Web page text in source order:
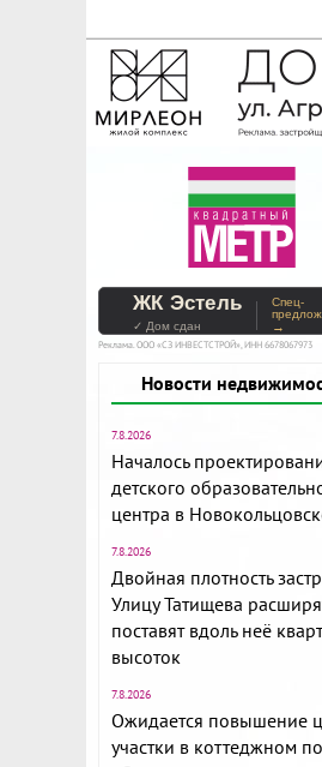
На Метре
Помогайте
ЖК Эстель
✓ Дом сдан
Спец-
→
Реклама. ООО «СЗ ИНВЕСТСТРОЙ», ИНН 6678067973
Новости
7.8.2026
Началось
детского
центра в
7.8.2026
Двойная плотность
Улицу Татищева
поставят вдоль неё
высоток
7.8.2026
Ожидается повышение
участки в коттеджном